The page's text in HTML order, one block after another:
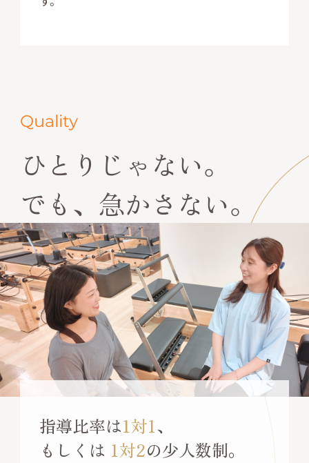
Quality
ひとりじゃない。
でも、急かさない。
指導比率は1対1、
もしくは 1対2の少人数制。